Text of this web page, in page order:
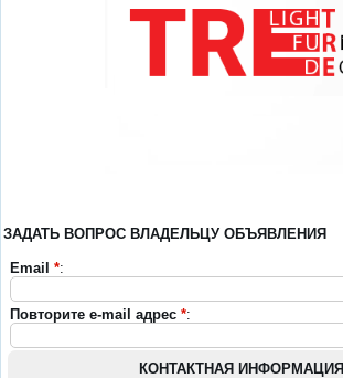
ЗАДАТЬ ВОПРОС ВЛАДЕЛЬЦУ ОБЪЯВЛЕНИЯ
Email *:
Повторите e-mail адрес *:
КОНТАКТНАЯ ИНФОРМАЦИЯ